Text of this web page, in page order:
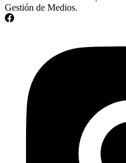
Gestión de Medios.